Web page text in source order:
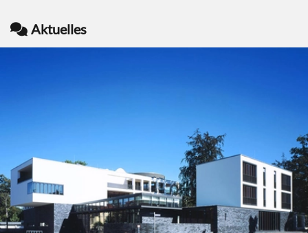
Aktuelles